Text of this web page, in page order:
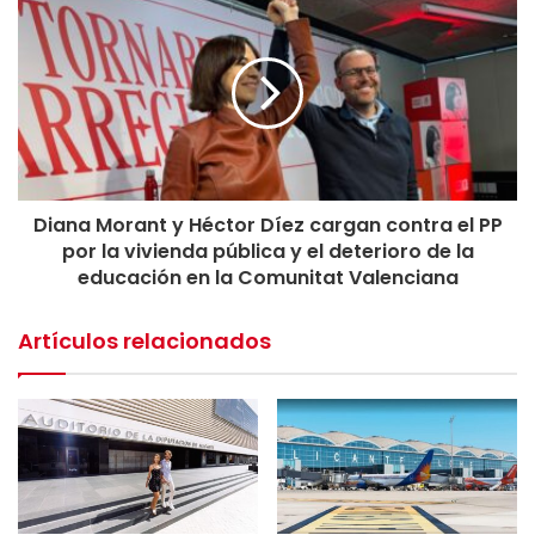
Asimismo, ha criticado que en el último pleno del
Ayuntamiento de Alicante el Partido Popular y Vox
impidieran la reprobación del alcalde. “Más allá de las
escenificaciones, PP y Vox votaron juntos para tapar un
escándalo que ya no es solo un caso Alicante, sino un caso
Partido Popular”, ha señalado.
Morant también ha advertido de que la comisión de
investigación abierta en Les Corts —con mayoría de PP y
Críticas a la Generalitat
por la gestión de la DANA
Diana Morant y Héctor Díez cargan contra el PP
por la vivienda pública y el deterioro de la
educación en la Comunitat Valenciana
Artículos relacionados